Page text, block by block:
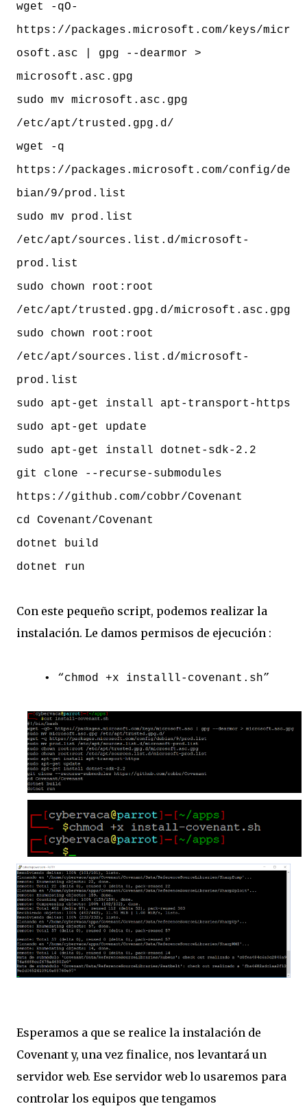
wget -qO-
https://packages.microsoft.com/keys/micr
osoft.asc | gpg --dearmor >
microsoft.asc.gpg
sudo mv microsoft.asc.gpg
/etc/apt/trusted.gpg.d/
wget -q
https://packages.microsoft.com/config/de
bian/9/prod.list
sudo mv prod.list
/etc/apt/sources.list.d/microsoft-
prod.list
sudo chown root:root
/etc/apt/trusted.gpg.d/microsoft.asc.gpg
sudo chown root:root
/etc/apt/sources.list.d/microsoft-
prod.list
sudo apt-get install apt-transport-https
sudo apt-get update
sudo apt-get install dotnet-sdk-2.2
git clone --recurse-submodules
https://github.com/cobbr/Covenant
cd Covenant/Covenant
dotnet build
dotnet run
Con este pequeño script, podemos realizar la
instalación. Le damos permisos de ejecución :
• “chmod +x installl-covenant.sh”
Esperamos a que se realice la instalación de
Covenant y, una vez finalice, nos levantará un
servidor web. Ese servidor web lo usaremos para
controlar los equipos que tengamos